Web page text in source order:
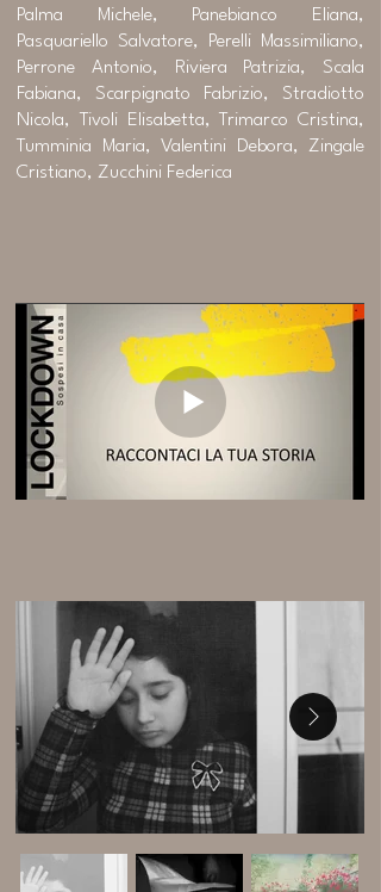
Palma Michele, Panebianco Eliana,
Pasquariello Salvatore, Perelli Massimiliano,
Perrone Antonio, Riviera Patrizia, Scala
Fabiana, Scarpignato Fabrizio, Stradiotto
Nicola, Tivoli Elisabetta, Trimarco Cristina,
Tumminia Maria, Valentini Debora, Zingale
Cristiano, Zucchini Federica